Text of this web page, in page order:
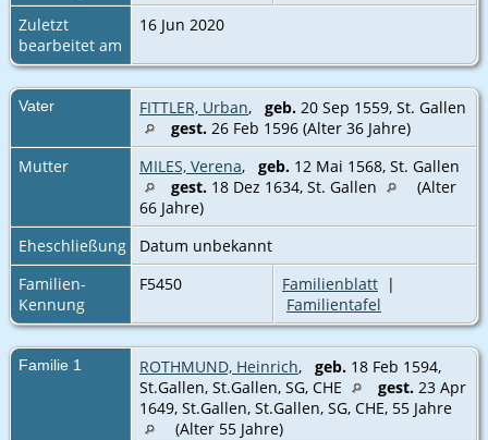
Zuletzt
bearbeitet am
16 Jun 2020
Vater FITTLER, Urban, geb. 20 Sep 1559, St. Gallen
gest. 26 Feb 1596 (Alter 36 Jahre)
Mutter
MILES, Verena, geb. 12 Mai 1568, St. Gallen
gest. 18 Dez 1634, St. Gallen
(Alter
66 Jahre)
Eheschließung
Datum unbekannt
Familien-
Kennung
F5450 Familienblatt |
Familientafel
Familie 1 ROTHMUND, Heinrich, geb. 18 Feb 1594,
St.Gallen, St.Gallen, SG, CHE
gest. 23 Apr
1649, St.Gallen, St.Gallen, SG, CHE‎, 55 Jahre
(Alter 55 Jahre)